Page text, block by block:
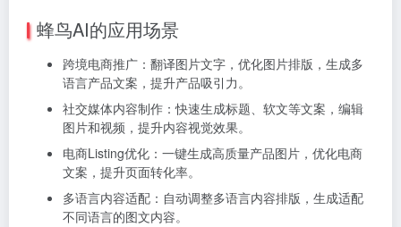
蜂鸟AI的应用场景
跨境电商推广：翻译图片文字，优化图片排版，生成多
语言产品文案，提升产品吸引力。
社交媒体内容制作：快速生成标题、软文等文案，编辑
图片和视频，提升内容视觉效果。
电商Listing优化：一键生成高质量产品图片，优化电商
文案，提升页面转化率。
多语言内容适配：自动调整多语言内容排版，生成适配
不同语言的图文内容。